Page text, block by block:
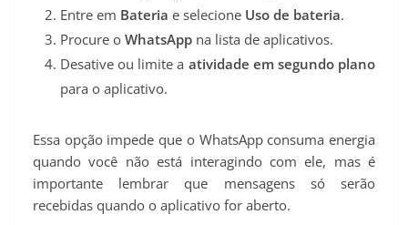
Entre em Bateria e selecione Uso de bateria.
Procure o WhatsApp na lista de aplicativos.
Desative ou limite a atividade em segundo plano
para o aplicativo.
Essa opção impede que o WhatsApp consuma energia
quando você não está interagindo com ele, mas é
importante lembrar que mensagens só serão
recebidas quando o aplicativo for aberto.